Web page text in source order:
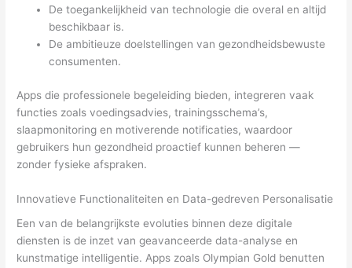
De toegankelijkheid van technologie die overal en altijd
beschikbaar is.
De ambitieuze doelstellingen van gezondheidsbewuste
consumenten.
Apps die professionele begeleiding bieden, integreren vaak
functies zoals voedingsadvies, trainingsschema’s,
slaapmonitoring en motiverende notificaties, waardoor
gebruikers hun gezondheid proactief kunnen beheren —
zonder fysieke afspraken.
Innovatieve Functionaliteiten en Data-gedreven Personalisatie
Een van de belangrijkste evoluties binnen deze digitale
diensten is de inzet van geavanceerde data-analyse en
kunstmatige intelligentie. Apps zoals Olympian Gold benutten